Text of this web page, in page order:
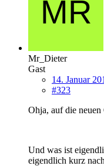
Mr_Dieter
Gast
14. Januar
#323
Ohja, auf die neuen
Und was ist
eigendlich kurz